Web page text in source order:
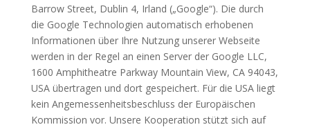
Barrow Street, Dublin 4, Irland („Google“). Die durch
die Google Technologien automatisch erhobenen
Informationen über Ihre Nutzung unserer Webseite
werden in der Regel an einen Server der Google LLC,
1600 Amphitheatre Parkway Mountain View, CA 94043,
USA übertragen und dort gespeichert. Für die USA liegt
kein Angemessenheitsbeschluss der Europäischen
Kommission vor. Unsere Kooperation stützt sich auf